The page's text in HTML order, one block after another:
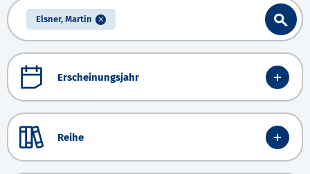
Elsner, Martin
Erscheinungsjahr
Reihe